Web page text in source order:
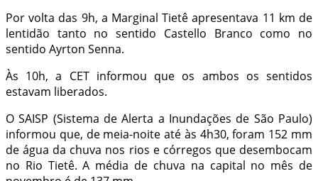
Por volta das 9h, a Marginal Tietê apresentava 11 km de
lentidão tanto no sentido Castello Branco como no
sentido Ayrton Senna.
Às 10h, a CET informou que os ambos os sentidos
estavam liberados.
O SAISP (Sistema de Alerta a Inundações de São Paulo)
informou que, de meia-noite até às 4h30, foram 152 mm
de água da chuva nos rios e córregos que desembocam
no Rio Tietê. A média de chuva na capital no mês de